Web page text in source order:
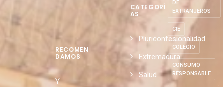
RECOMEN
DAMOS
Y
CATEGORÍ
AS
Pluriconfesionalidad
Extremadura
Salud
DE
EXTRANJEROS
CIE
COLEGIO
CONSUMO
RESPONSABLE